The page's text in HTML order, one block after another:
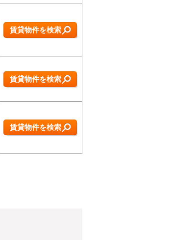
賃貸物件を検索
賃貸物件を検索
賃貸物件を検索